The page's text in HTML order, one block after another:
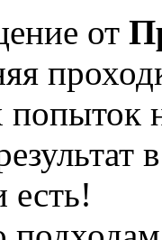
от
попыток
есть!